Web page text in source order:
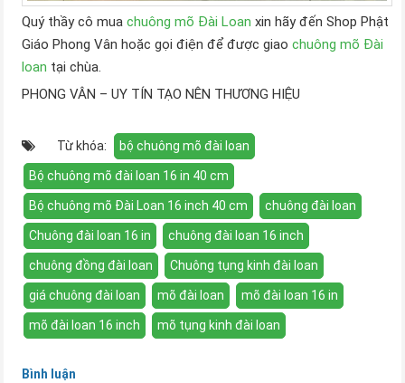
Quý thầy cô muachuông mõ Đài Loan xin hãy đến Shop Phật
Giáo Phong Vân hoặc gọi điện để được giaochuông mõ Đài
loan tại chùa.
PHONG VÂN – UY TÍN TẠO NÊN THƯƠNG HIỆU
Từ khóa: bộ chuông mõ đài loan
Bộ chuông mõ đài loan 16 in 40 cm
Bộ chuông mõ Đài Loan 16 inch 40 cm chuông đài loan
Chuông đài loan 16 in chuông đài loan 16 inch
chuông đồng đài loan Chuông tụng kinh đài loan
giá chuông đài loan mõ đài loan mõ đài loan 16 in
mõ đài loan 16 inch mõ tụng kinh đài loan
Bình luận